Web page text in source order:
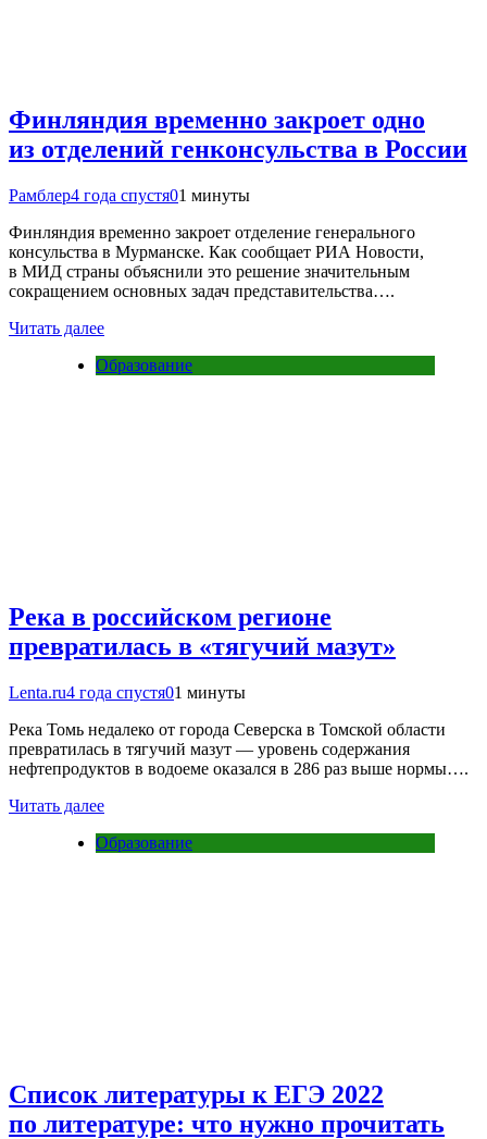
Финляндия временно закроет одно
из отделений генконсульства в России
Рамблер4 года спустя01 минуты
Финляндия временно закроет отделение генерального
консульства в Мурманске. Как сообщает РИА Новости,
в МИД страны объяснили это решение значительным
сокращением основных задач представительства….
Читать далее
Образование
Река в российском регионе
превратилась в «тягучий мазут»
Lenta.ru4 года спустя01 минуты
Река Томь недалеко от города Северска в Томской области
превратилась в тягучий мазут — уровень содержания
нефтепродуктов в водоеме оказался в 286 раз выше нормы….
Читать далее
Образование
Список литературы к ЕГЭ 2022
по литературе: что нужно прочитать